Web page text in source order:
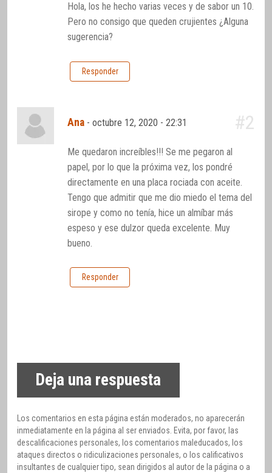
Hola, los he hecho varias veces y de sabor un 10.
Pero no consigo que queden crujientes ¿Alguna
sugerencia?
Responder
Ana -octubre 12, 2020 - 22:31 #2
Me quedaron increíbles!!! Se me pegaron al
papel, por lo que la próxima vez, los pondré
directamente en una placa rociada con aceite.
Tengo que admitir que me dio miedo el tema del
sirope y como no tenía, hice un almíbar más
espeso y ese dulzor queda excelente. Muy
bueno.
Responder
Deja una respuesta
Los comentarios en esta página están moderados, no aparecerán
inmediatamente en la página al ser enviados. Evita, por favor, las
descalificaciones personales, los comentarios maleducados, los
ataques directos o ridiculizaciones personales, o los calificativos
insultantes de cualquier tipo, sean dirigidos al autor de la página o a